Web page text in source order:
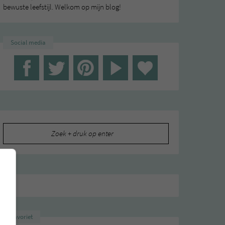
bewuste leefstijl. Welkom op mijn blog!
Social media
Favoriet